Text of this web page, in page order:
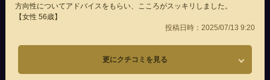
方向性についてアドバイスをもらい、こころがスッキリしました。
【女性 56歳】
投稿日時：2025/07/13 9:20
更にクチコミを見る